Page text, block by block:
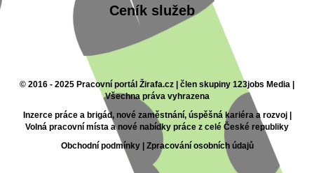
Ceník služeb
© 2016 - 2025 Pracovní portál Žirafa.cz | člen skupiny 123jobs Media |
Všechna práva vyhrazena
Inzerce práce a brigád, nové zaměstnání, úspěšná kariéra a rozvoj |
Volná pracovní místa a nové nabídky práce z celé České republiky
Obchodní podmínky| Zpracování osobních údajů